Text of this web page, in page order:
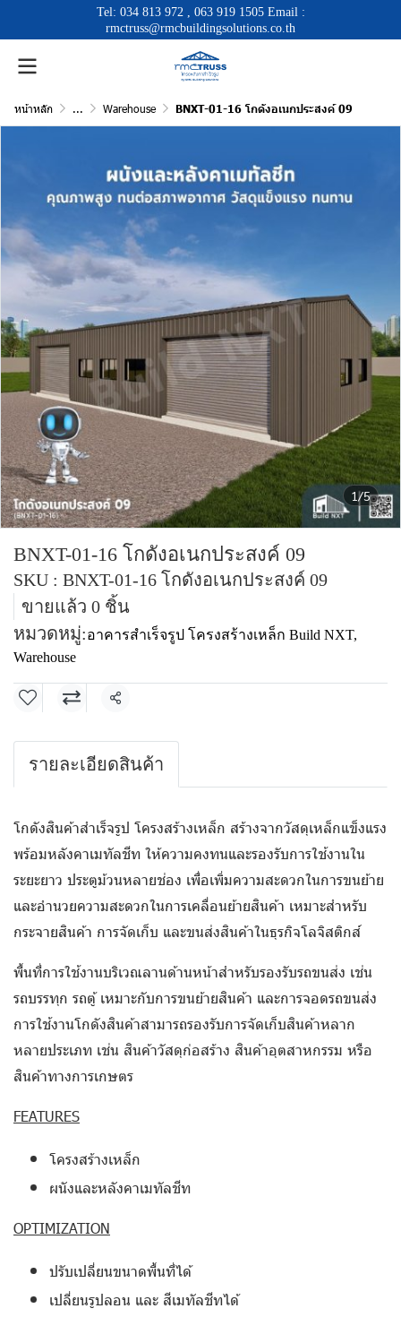
Tel: 034 813 972, 063 919 1505Email :
rmctruss@rmcbuildingsolutions.co.th
หน้าหลัก ... Warehouse BNXT-01-16 โกดังอเนกประสงค์ 09
1/5
BNXT-01-16 โกดังอเนกประสงค์ 09
SKU : BNXT-01-16 โกดังอเนกประสงค์ 09
ขายแล้ว 0 ชิ้น
หมวดหมู่:อาคารสำเร็จรูป โครงสร้างเหล็ก Build NXT,
Warehouse
แชร์
รายละเอียดสินค้า
โกดังสินค้าสำเร็จรูป โครงสร้างเหล็ก สร้างจากวัสดุเหล็กแข็งแรง
พร้อมหลังคาเมทัลชีท ให้ความคงทนและรองรับการใช้งานใน
ระยะยาว ประตูม้วนหลายช่อง เพื่อเพิ่มความสะดวกในการขนย้าย
และอำนวยความสะดวกในการเคลื่อนย้ายสินค้า เหมาะสำหรับ
กระจายสินค้า การจัดเก็บ และขนส่งสินค้าในธุรกิจโลจิสติกส์
พื้นที่การใช้งานบริเวณลานด้านหน้าสำหรับรองรับรถขนส่ง เช่น
รถบรรทุก รถตู้ เหมาะกับการขนย้ายสินค้า และการจอดรถขนส่ง
การใช้งานโกดังสินค้าสามารถรองรับการจัดเก็บสินค้าหลาก
หลายประเภท เช่น สินค้าวัสดุก่อสร้าง สินค้าอุตสาหกรรม หรือ
สินค้าทางการเกษตร
FEATURES
โครงสร้างเหล็ก
ผนังและหลังคาเมทัลชีท
OPTIMIZATION
ปรับเปลี่ยนขนาดพื้นที่ได้
เปลี่ยนรูปลอน และ สีเมทัลชีทได้